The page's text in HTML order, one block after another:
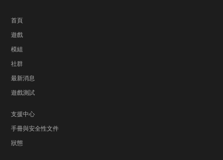
首頁
遊戲
模組
社群
最新消息
遊戲測試
支援中心
手冊與安全性文件
狀態